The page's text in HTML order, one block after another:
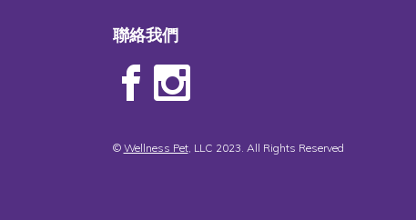
聯絡我們
© Wellness Pet, LLC 2023. All Rights Reserved